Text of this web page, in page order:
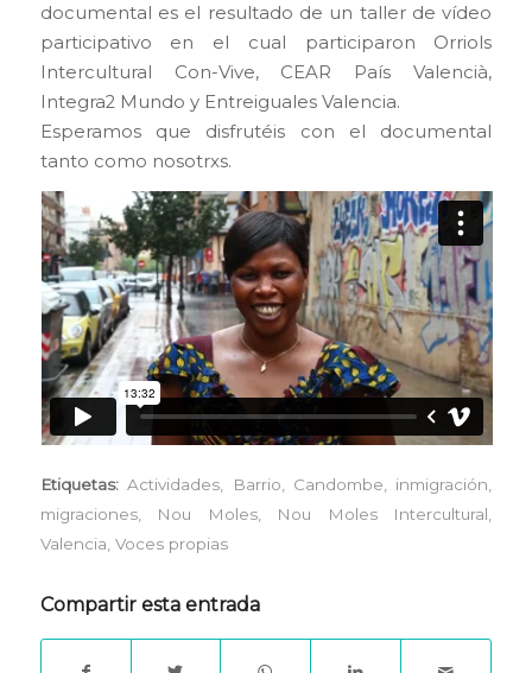
documental es el resultado de un taller de vídeo
participativo en el cual participaron Orriols
Intercultural Con-Vive, CEAR País Valencià,
Integra2 Mundo y Entreiguales Valencia.
Esperamos que disfrutéis con el documental
tanto como nosotrxs.
Etiquetas: Actividades Barrio Candombe inmigración
migraciones, Nou Moles, Nou Moles Intercultural
Valencia Voces propias
Compartir esta entrada